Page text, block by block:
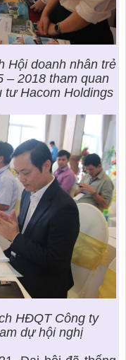
Hội doanh nhân trẻ
– 2018 tham quan
tư Hacom Holdings
HĐQT Công ty
dự hội nghị